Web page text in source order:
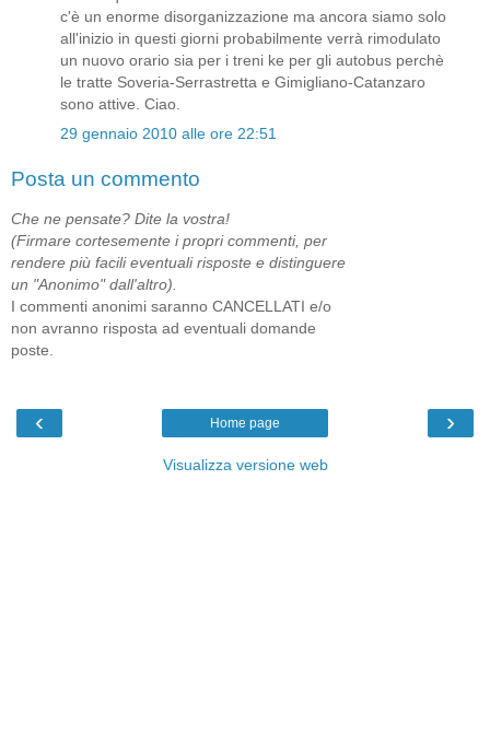
c'è un enorme disorganizzazione ma ancora siamo solo
all'inizio in questi giorni probabilmente verrà rimodulato
un nuovo orario sia per i treni ke per gli autobus perchè
le tratte Soveria-Serrastretta e Gimigliano-Catanzaro
sono attive. Ciao.
29 gennaio 2010 alle ore 22:51
Posta un commento
Che ne pensate? Dite la vostra!
(Firmare cortesemente i propri commenti, per
rendere più facili eventuali risposte e distinguere
un "Anonimo" dall'altro).
I commenti anonimi saranno CANCELLATI e/o
non avranno risposta ad eventuali domande
poste.
‹ ›
Home page
Visualizza versione web